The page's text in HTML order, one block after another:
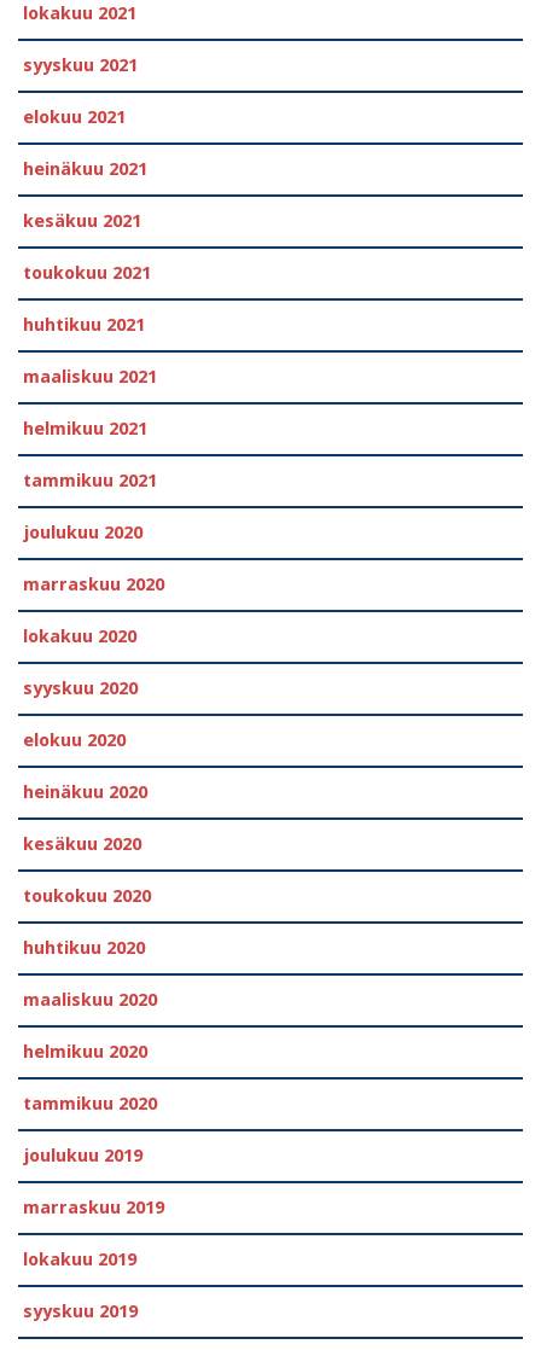
lokakuu 2021
syyskuu 2021
elokuu 2021
heinäkuu 2021
kesäkuu 2021
toukokuu 2021
huhtikuu 2021
maaliskuu 2021
helmikuu 2021
tammikuu 2021
joulukuu 2020
marraskuu 2020
lokakuu 2020
syyskuu 2020
elokuu 2020
heinäkuu 2020
kesäkuu 2020
toukokuu 2020
huhtikuu 2020
maaliskuu 2020
helmikuu 2020
tammikuu 2020
joulukuu 2019
marraskuu 2019
lokakuu 2019
syyskuu 2019